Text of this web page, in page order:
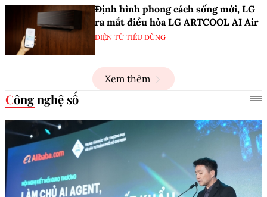
Định hình phong cách sống mới, LG
ra mắt điều hòa LG ARTCOOL AI Air
ĐIỆN TỬ TIÊU DÙNG
Xem thêm
Công nghệ số